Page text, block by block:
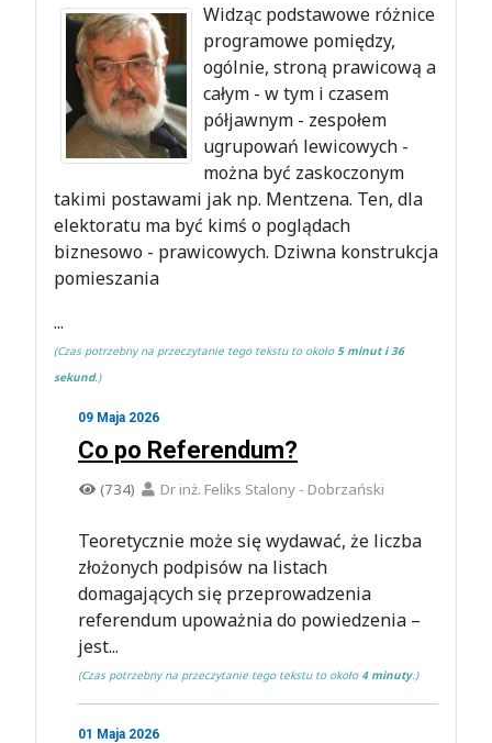
Widząc podstawowe różnice
programowe pomiędzy,
ogólnie, stroną prawicową a
całym - w tym i czasem
półjawnym - zespołem
ugrupowań lewicowych -
można być zaskoczonym
takimi postawami jak np. Mentzena. Ten, dla
elektoratu ma być kimś o poglądach
biznesowo - prawicowych. Dziwna konstrukcja
pomieszania
...
(Czas potrzebny na przeczytanie tego tekstu to około5 minut i 36
sekund.)
09 Maja 2026
Co po Referendum?
(734) Dr inż. Feliks Stalony - Dobrzański
Teoretycznie może się wydawać, że liczba
złożonych podpisów na listach
domagających się przeprowadzenia
referendum upoważnia do powiedzenia –
jest...
(Czas potrzebny na przeczytanie tego tekstu to około4 minuty.)
01 Maja 2026